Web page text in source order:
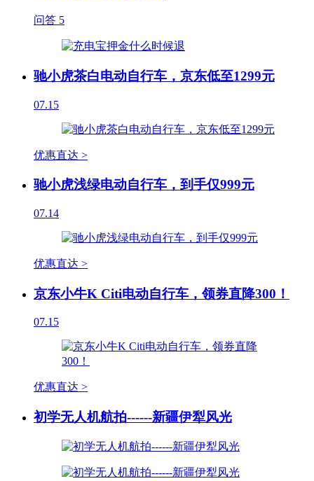
问答 5
驰小虎茶白电动自行车，京东低至1299元
07.15
优惠直达 >
驰小虎浅绿电动自行车，到手仅999元
07.14
优惠直达 >
京东小牛K Citi电动自行车，领券直降300！
07.15
优惠直达 >
初学无人机航拍------新疆伊犁风光